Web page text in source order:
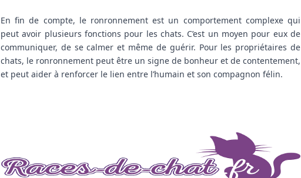
En fin de compte, le ronronnement est un comportement complexe qui
peut avoir plusieurs fonctions pour les chats. C’est un moyen pour eux de
communiquer, de se calmer et même de guérir. Pour les propriétaires de
chats, le ronronnement peut être un signe de bonheur et de contentement,
et peut aider à renforcer le lien entre l’humain et son compagnon félin.